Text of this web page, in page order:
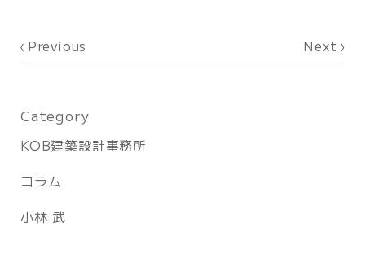
Previous Next
Category
KOB建築設計事務所
コラム
小林 武